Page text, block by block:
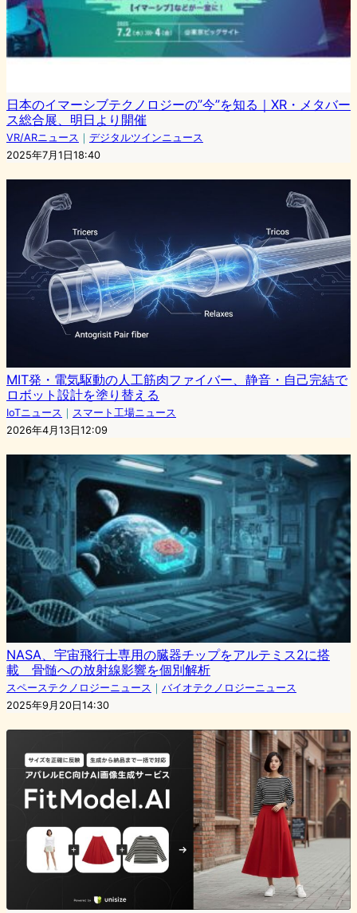
日本のイマーシブテクノロジーの”今”を知る｜XR・メタバー
ス総合展、明日より開催
VR/ARニュース ｜ デジタルツインニュース
2025年7月1日18:40
MIT発・電気駆動の人工筋肉ファイバー、静音・自己完結で
ロボット設計を塗り替える
IoTニュース ｜ スマート工場ニュース
2026年4月13日12:09
NASA、宇宙飛行士専用の臓器チップをアルテミス2に搭
載 骨髄への放射線影響を個別解析
スペーステクノロジーニュース ｜ バイオテクノロジーニュース
2025年9月20日14:30